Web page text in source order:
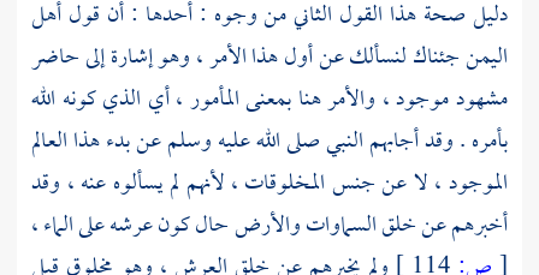
دليل صحة هذا القول الثاني من وجوه : أحدها : أن قول أهل
اليمنجئناك لنسألك عن أول هذا الأمر ، وهو إشارة إلى حاضر
مشهود موجود ، والأمر هنا بمعنى المأمور ، أي الذي كونه الله
بأمره . وقد أجابهم النبي صلى الله عليه وسلم عن بدء هذا العالم
الموجود ، لا عن جنس المخلوقات ، لأنهم لم يسألوه عنه ، وقد
أخبرهم عن خلق السماوات والأرض حال كون عرشه على الماء ،